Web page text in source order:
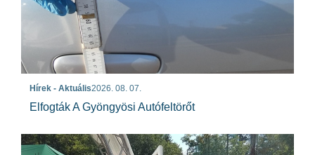
Hírek - Aktuális2026. 08. 07.
Elfogták A Gyöngyösi Autófeltörőt